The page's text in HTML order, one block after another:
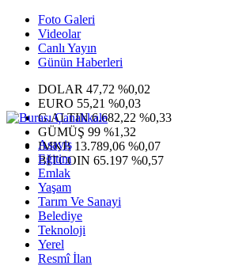
Foto Galeri
Videolar
Canlı Yayın
Günün Haberleri
DOLAR 47,72 %0,02
EURO 55,21 %0,03
G.ALTIN6.682,22 %0,33
GÜMÜŞ 99 %1,32
IMKB 13.789,06 %0,07
BITCOIN 65.197 %0,57
Asayiş
Eğitim
Emlak
Yaşam
Tarım Ve Sanayi
Belediye
Teknoloji
Yerel
Resmî İlan